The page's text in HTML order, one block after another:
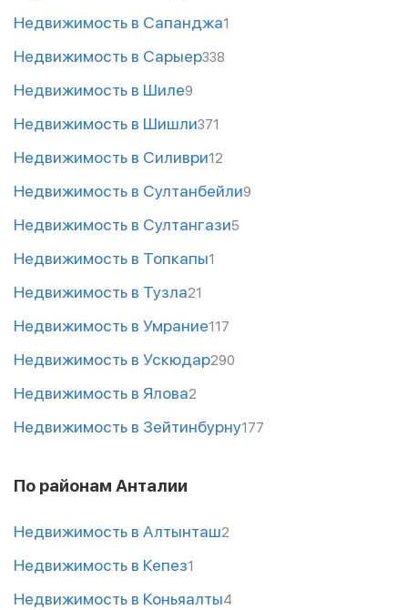
Недвижимость в Сапанджа1
Недвижимость в Сарыер338
Недвижимость в Шиле9
Недвижимость в Шишли371
Недвижимость в Силиври12
Недвижимость в Султанбейли9
Недвижимость в Султангази5
Недвижимость в Топкапы1
Недвижимость в Тузла21
Недвижимость в Умрание117
Недвижимость в Ускюдар290
Недвижимость в Ялова2
Недвижимость в Зейтинбурну177
По районам Анталии
Недвижимость в Алтынташ2
Недвижимость в Кепез1
Недвижимость в Коньяалты4